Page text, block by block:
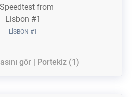
LISBON #1
gör | Portekiz (1)